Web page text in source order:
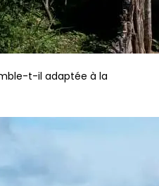
t-il adaptée à la